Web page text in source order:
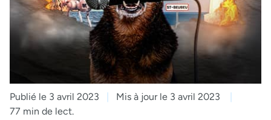
Publié le 3 avril 2023
Mis à jour le 3 avril 2023
77 min de lect.